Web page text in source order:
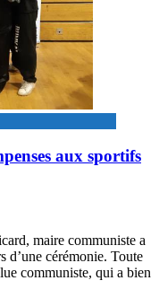
aux sportifs
maire communiste a
d’une cérémonie. Toute
communiste, qui a bien